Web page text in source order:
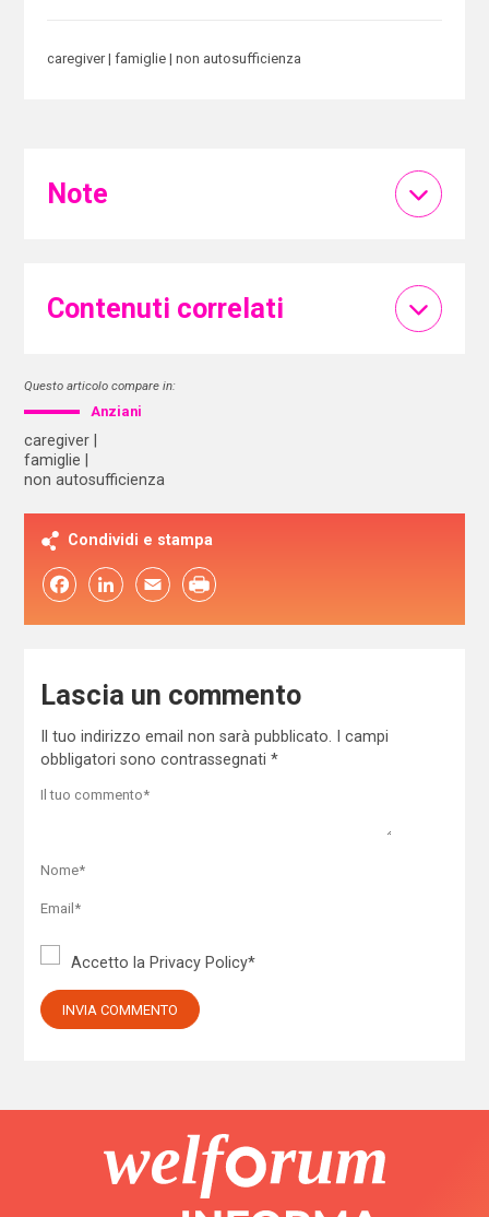
caregiver famiglie non autosufficienza
Note
Contenuti correlati
Questo articolo compare in:
Anziani
caregiver
famiglie
non autosufficienza
Condividi e stampa
FacebookLinkedIn Email
Lascia un commento
Il tuo indirizzo email non sarà pubblicato.
I campi
obbligatori sono contrassegnati *
Accetto la Privacy Policy*